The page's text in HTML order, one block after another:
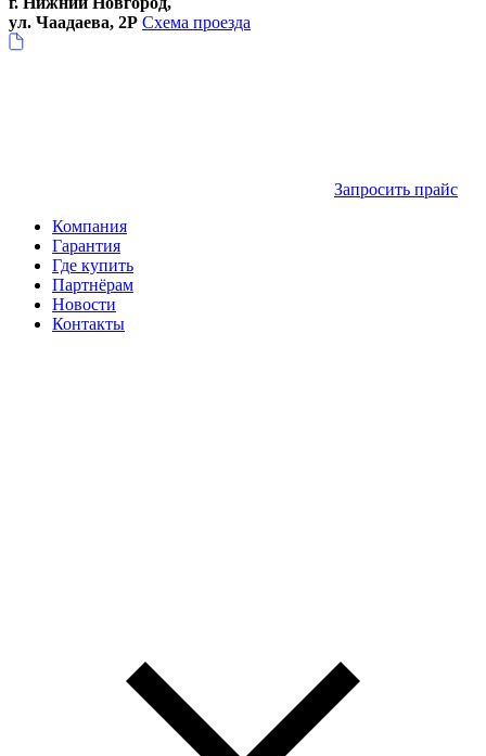
ул. Чаадаева, 2Р Схема проезда
Запросить прайс
Компания
Гарантия
Где купить
Партнёрам
Новости
Контакты